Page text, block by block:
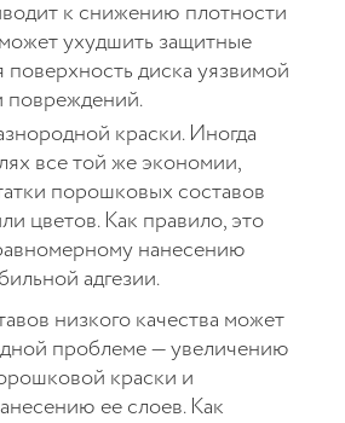
к снижению плотности
ухудшить защитные
поверхность диска уязвимой
повреждений.
краски. Иногда
все той же экономии,
порошковых составов
цветов. Как правило, это
нанесению
адгезии.
низкого качества может
проблеме — увеличению
краски и
ее слоев. Как